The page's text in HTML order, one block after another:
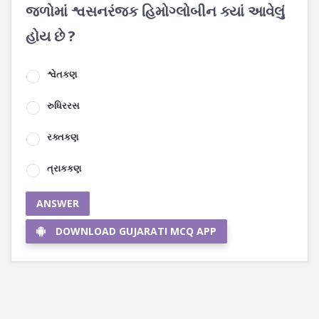
જળોમાં શ્વસનરંજક હિમોગ્લોબીન ક્યાં આવેલું
હોય છે ?
શ્વેતકણ
રુધિરરસ
રક્તકણ
ત્રાકકણ
ANSWER
DOWNLOAD GUJARATI MCQ APP